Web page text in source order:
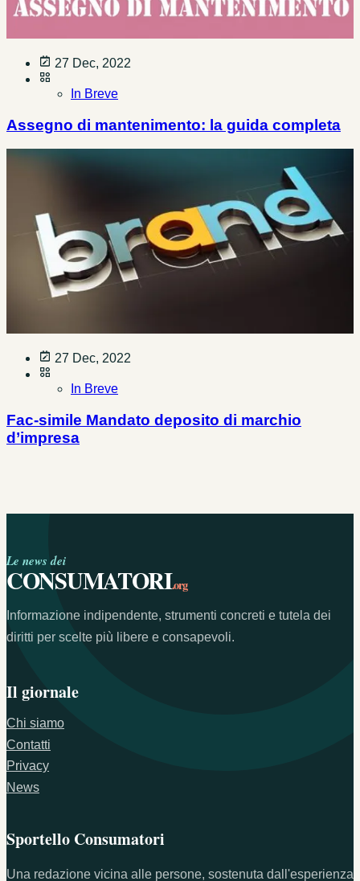
27 Dec, 2022
In Breve
Assegno di mantenimento: la guida completa
27 Dec, 2022
In Breve
Fac-simile Mandato deposito di marchio
d’impresa
Le news dei
CONSUMATORI.org
Informazione indipendente, strumenti concreti e tutela dei
diritti per scelte più libere e consapevoli.
Il giornale
Chi siamo
Contatti
Privacy
News
Sportello Consumatori
Una redazione vicina alle persone, sostenuta dall'esperienza